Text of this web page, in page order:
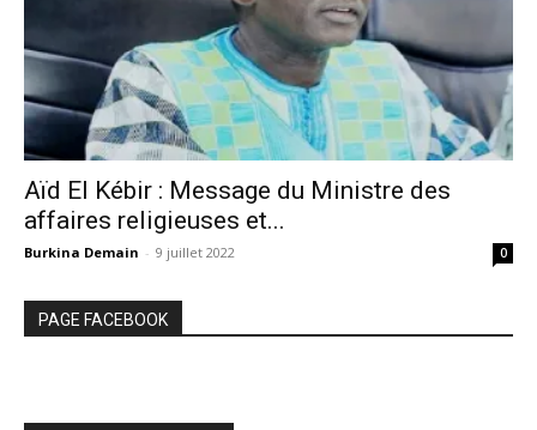
Aïd El Kébir : Message du Ministre des
affaires religieuses et...
Burkina Demain - 9 juillet 2022 0
PAGE FACEBOOK